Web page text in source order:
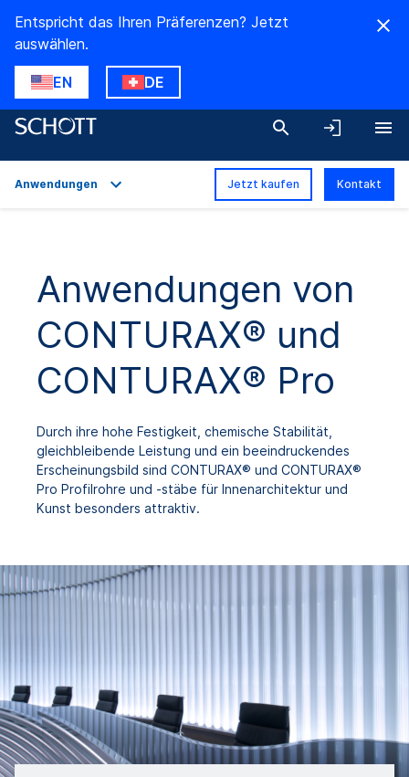
Entspricht das Ihren Präferenzen? Jetzt
auswählen.
EN DE
Technische Daten
Downloads
Anwendungen Jetzt kaufen Kontakt
Anwendungen von
CONTURAX® und
CONTURAX® Pro
Durch ihre hohe Festigkeit, chemische Stabilität,
gleichbleibende Leistung und ein beeindruckendes
Erscheinungsbild sind CONTURAX® und CONTURAX®
Pro Profilrohre und -stäbe für Innenarchitektur und
Kunst besonders attraktiv.